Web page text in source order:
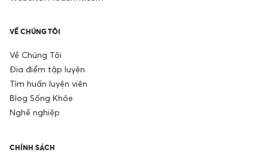
VỀ CHÚNG TÔI
Về Chúng Tôi
Địa điểm tập luyện
Tìm huấn luyện viên
Blog Sống Khỏe
Nghề nghiệp
CHÍNH SÁCH